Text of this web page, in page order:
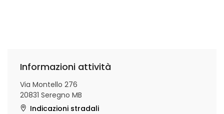
Informazioni attività
Via Montello 276
20831 Seregno MB
Indicazioni stradali